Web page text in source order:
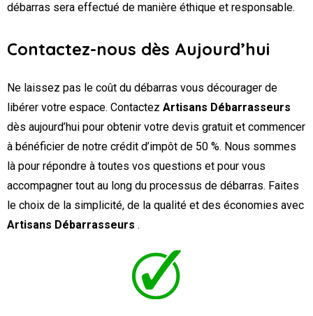
débarras sera effectué de manière éthique et responsable.
Contactez-nous dès Aujourd’hui
Ne laissez pas le coût du débarras vous décourager de
libérer votre espace. Contactez Artisans Débarrasseurs
dès aujourd’hui pour obtenir votre devis gratuit et commencer
à bénéficier de notre crédit d’impôt de 50 %. Nous sommes
là pour répondre à toutes vos questions et pour vous
accompagner tout au long du processus de débarras. Faites
le choix de la simplicité, de la qualité et des économies avec
Artisans Débarrasseurs .